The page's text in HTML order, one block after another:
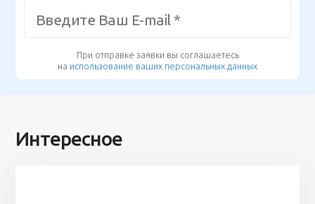
При отправке заявки вы соглашаетесь
на использование ваших персональных данных
Интересное